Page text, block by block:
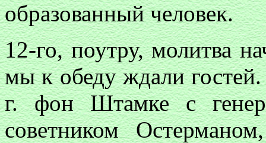
образованный человек.
12-го, поутру, молитва
мы к обеду ждали
г. фон Штамке с
советником